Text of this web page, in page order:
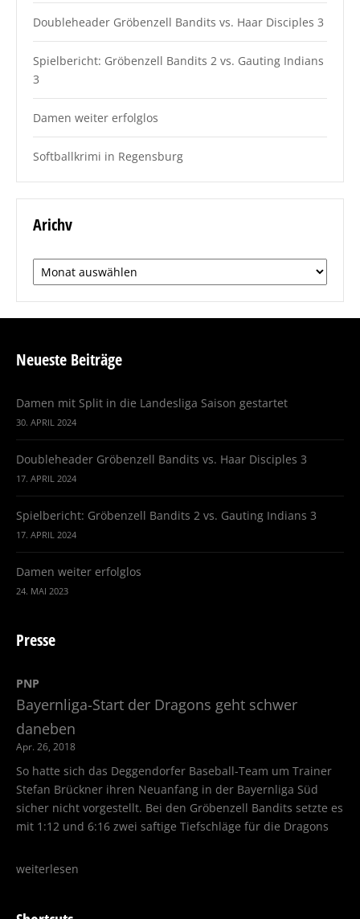
Doubleheader Gröbenzell Bandits vs. Haar Disciples 3
Spielbericht: Gröbenzell Bandits 2 vs. Gauting Indians
3
Damen weiter erfolglos
Softballkrimi in Regensburg
Arichv
Arichv
Neueste Beiträge
Damen mit Split in die Landesliga Saison gestartet
30. APRIL 2024
Doubleheader Gröbenzell Bandits vs. Haar Disciples 3
17. APRIL 2024
Spielbericht: Gröbenzell Bandits 2 vs. Gauting Indians 3
17. APRIL 2024
Damen weiter erfolglos
24. MAI 2023
Presse
Apr. 26, 2018
PNP
Bayernliga-Start der Dragons geht schwer
daneben
So hatte sich das Deggendorfer Baseball-Team um Trainer
Stefan Brückner ihren Neuanfang in der Bayernliga Süd
sicher nicht vorgestellt. Bei den Gröbenzell Bandits setzte es
mit 1:12 und 6:16 zwei saftige Tiefschläge für die Dragons
weiterlesen